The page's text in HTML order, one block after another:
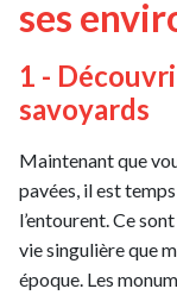
ses
1 -
savoyards
Maintenant que
pavées, il est
l’entourent. Ce
vie singulière que
époque. Les